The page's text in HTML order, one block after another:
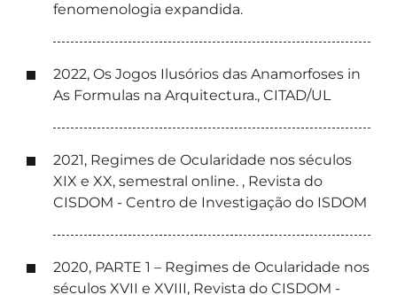
fenomenologia expandida.
2022, Os Jogos Ilusórios das Anamorfoses in
As Formulas na Arquitectura., CITAD/UL
2021, Regimes de Ocularidade nos séculos
XIX e XX, semestral online. , Revista do
CISDOM - Centro de Investigação do ISDOM
2020, PARTE 1 – Regimes de Ocularidade nos
séculos XVII e XVIII, Revista do CISDOM -